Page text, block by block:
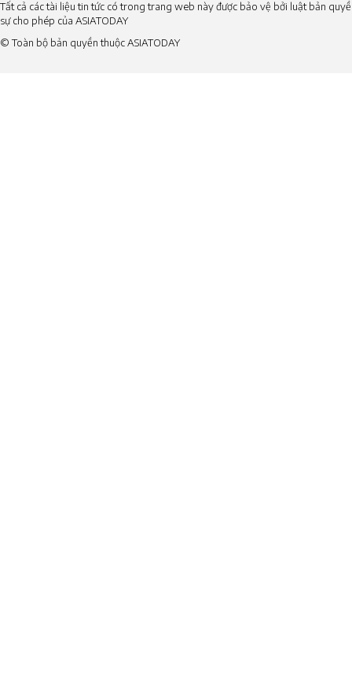
Tất cả các tài liệu tin tức có trong trang web này được bảo vệ bởi luật bản
sự cho phép của ASIATODAY
© Toàn bộ bản quyền thuộc ASIATODAY